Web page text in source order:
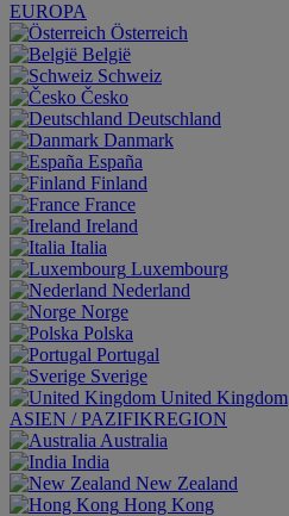
EUROPA
Österreich
België
Schweiz
Česko
Deutschland
Danmark
España
Finland
France
Ireland
Italia
Luxembourg
Nederland
Norge
Polska
Portugal
Sverige
United Kingdom
ASIEN / PAZIFIKREGION
Australia
India
New Zealand
Hong Kong